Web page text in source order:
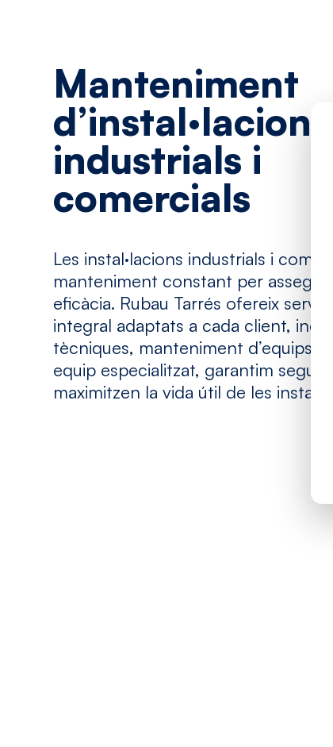
Manteniment
d’instal·lacions
industrials i
comercials
Les instal·lacions industrials i
manteniment constant per
eficàcia. Rubau Tarrés ofereix
integral adaptats a cada client,
tècniques, manteniment d’equips i
equip especialitzat, garantim
maximitzen la vida útil de les